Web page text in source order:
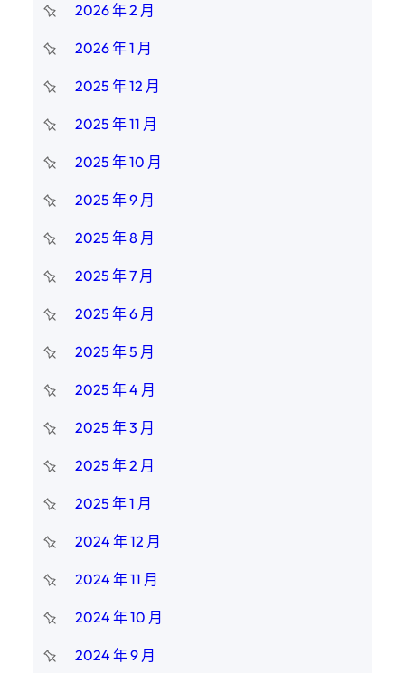
2026 年 2 月
2026 年 1 月
2025 年 12 月
2025 年 11 月
2025 年 10 月
2025 年 9 月
2025 年 8 月
2025 年 7 月
2025 年 6 月
2025 年 5 月
2025 年 4 月
2025 年 3 月
2025 年 2 月
2025 年 1 月
2024 年 12 月
2024 年 11 月
2024 年 10 月
2024 年 9 月